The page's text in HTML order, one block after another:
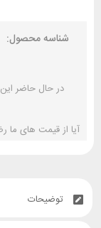
شناسه محصول:
در حال حاضر
آیا از قیمت های ما
توضیحات